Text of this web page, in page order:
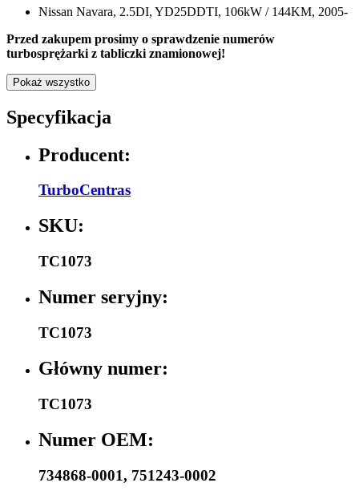
Nissan Navara, 2.5DI, YD25DDTI, 106kW / 144KM, 2005-
Przed zakupem prosimy o sprawdzenie numerów
turbosprężarki z tabliczki znamionowej!
Pokaż wszystko
Specyfikacja
Producent:
TurboCentras
SKU:
TC1073
Numer seryjny:
TC1073
Główny numer:
TC1073
Numer OEM:
734868-0001, 751243-0002